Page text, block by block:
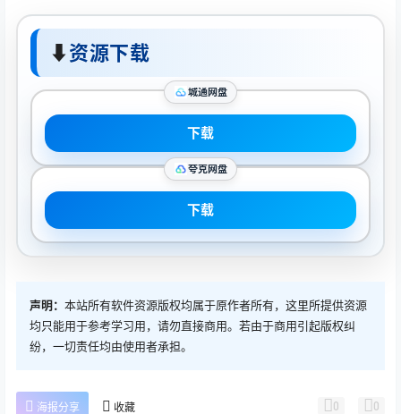
⬇资源下载
城通网盘
下载
夸克网盘
下载
声明： 本站所有软件资源版权均属于原作者所有，这里所提供资源
均只能用于参考学习用，请勿直接商用。若由于商用引起版权纠
纷，一切责任均由使用者承担。
海报分享 收藏 0 0